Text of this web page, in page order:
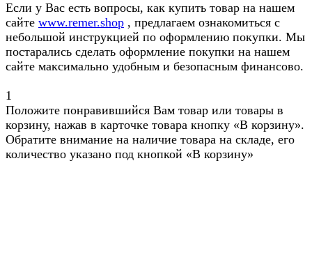
Если у Вас есть вопросы, как купить товар на нашем
сайте www.remer.shop , предлагаем ознакомиться с
небольшой инструкцией по оформлению покупки. Мы
постарались сделать оформление покупки на нашем
сайте максимально удобным и безопасным финансово.
1
Положите понравившийся Вам товар или товары в
корзину, нажав в карточке товара кнопку «В корзину».
Обратите внимание на наличие товара на складе, его
количество указано под кнопкой «В корзину»